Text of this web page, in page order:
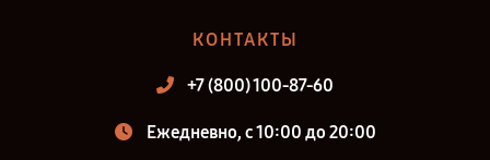
КОНТАКТЫ
+7 (800) 100-87-60
Ежедневно, с 10:00 до 20:00